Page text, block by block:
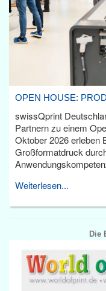
OPEN HOUSE:
swissQprint
Partnern zu einem
Oktober 2026 erleben
Großformatdruck
Weiterlesen...
Die